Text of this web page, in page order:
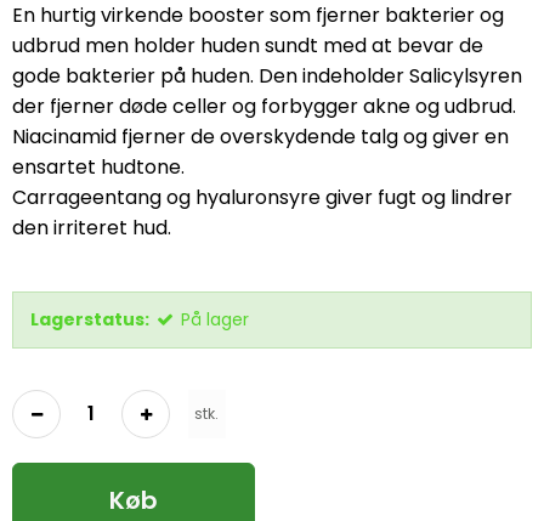
En hurtig virkende booster som fjerner bakterier og
udbrud men holder huden sundt med at bevar de
gode bakterier på huden. Den indeholder Salicylsyren
der fjerner døde celler og forbygger akne og udbrud.
Niacinamid fjerner de overskydende talg og giver en
ensartet hudtone.
Carrageentang og hyaluronsyre giver fugt og lindrer
den irriteret hud.
Lagerstatus: På lager
stk.
Køb